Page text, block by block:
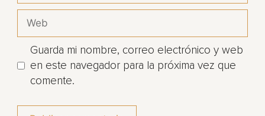
Guarda mi nombre, correo electrónico y web
en este navegador para la próxima vez que
comente.